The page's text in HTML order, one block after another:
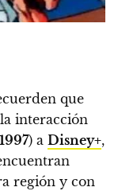
que
interacción
) a Disney+,
región y con